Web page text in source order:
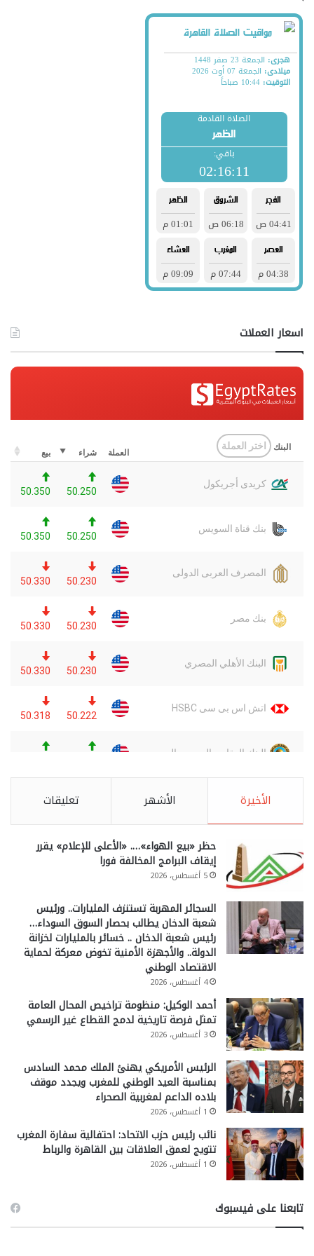
اسعار العملات
الأخيرة الأشهر تعليقات
حظر «بيع الهواء»…. «الأعلى للإعلام» يقرر
إيقاف البرامج المخالفة فورا
5 أغسطس، 2026
السجائر المهربة تستنزف المليارات.. ورئيس
شعبة الدخان يطالب بحصار السوق السوداء…
رئيس شعبة الدخان .. خسائر بالمليارات لخزانة
الدولة.. والأجهزة الأمنية تخوض معركة لحماية
الاقتصاد الوطني
4 أغسطس، 2026
أحمد الوكيل: منظومة تراخيص المحال العامة
تمثل فرصة تاريخية لدمج القطاع غير الرسمي
3 أغسطس، 2026
الرئيس الأمريكي يهنئ الملك محمد السادس
بمناسبة العيد الوطني للمغرب ويجدد موقف
بلاده الداعم لمغربية الصحراء
1 أغسطس، 2026
نائب رئيس حزب الاتحاد: احتفالية سفارة المغرب
تتويج لعمق العلاقات بين القاهرة والرباط
1 أغسطس، 2026
تابعنا على فيسبوك